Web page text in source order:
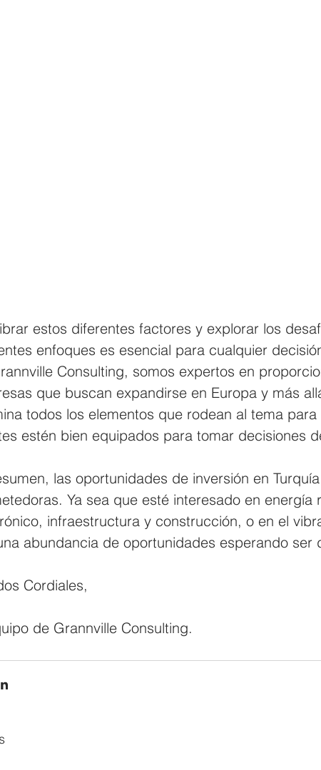
estos diferentes factores y explorar los
enfoques es esencial para cualquier
Consulting, somos expertos en
que buscan expandirse en Europa y más
todos los elementos que rodean al tema
estén bien equipados para tomar decisiones
las oportunidades de inversión en
Ya sea que esté interesado en energía
infraestructura y construcción, o en el
abundancia de oportunidades esperando ser
Cordiales,
de Grannville Consulting.